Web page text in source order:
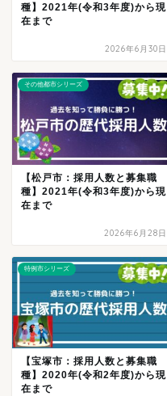
種】2021年(令和3年度)から現
在まで
2026年6月30日
その他都市シリーズ
【松戸市：採用人数と募集職
種】2021年(令和3年度)から現
在まで
2026年6月28日
特例市シリーズ
【宝塚市：採用人数と募集職
種】2020年(令和2年度)から現
在まで